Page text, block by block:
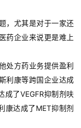
，尤其是对于一家还
药企业来说更是难上
处方药业务提供盈利
利康等跨国企业达成
成了VEGFR抑制剂呋
康达成了MET抑制剂